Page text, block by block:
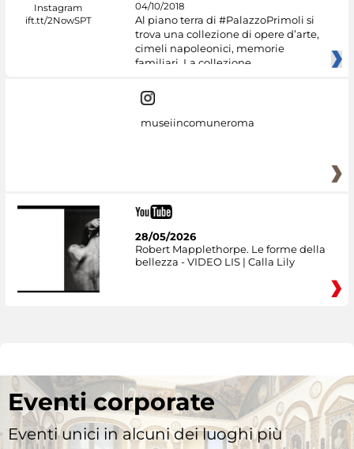
04/10/2018
Al piano terra di #PalazzoPrimoli si
trova una collezione di opere d’arte,
cimeli napoleonici, memorie
familiari. La collezione
museiincomuneroma
28/05/2026
Robert Mapplethorpe. Le forme della
bellezza - VIDEO LIS | Calla Lily
Eventi corporate
Eventi unici in alcuni dei luoghi più